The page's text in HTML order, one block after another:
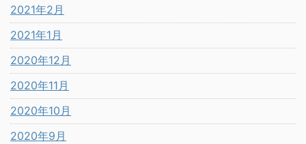
2021年2月
2021年1月
2020年12月
2020年11月
2020年10月
2020年9月